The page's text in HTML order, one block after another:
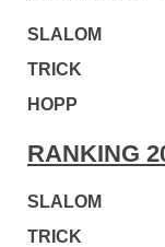
SLALOM
TRICK
HOPP
RANKING
SLALOM
TRICK